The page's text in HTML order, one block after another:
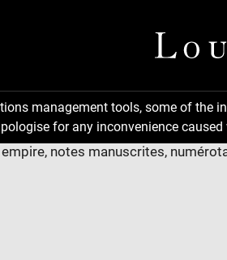
management tools, some of
for any inconvenience